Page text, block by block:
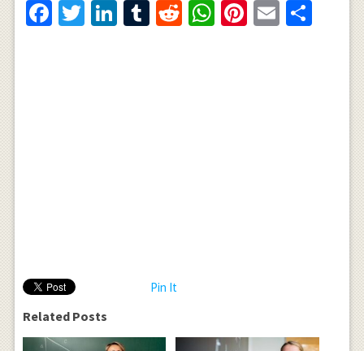
Facebook
Twitter
LinkedIn
Tumblr
RedditWhatsApp
Pinterest
Email
Pin It
Related Posts